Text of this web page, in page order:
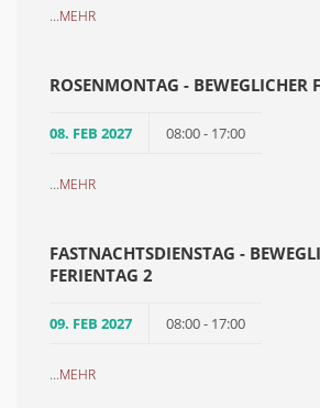
...MEHR
ROSENMONTAG - BEWEGLICHER
08. FEB 2027 08:00 - 17:00
...MEHR
FASTNACHTSDIENSTAG -
FERIENTAG 2
09. FEB 2027 08:00 - 17:00
...MEHR